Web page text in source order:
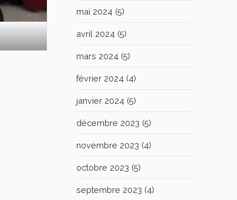
mai 2024 (5)
avril 2024 (5)
mars 2024 (5)
février 2024 (4)
janvier 2024 (5)
décembre 2023 (5)
novembre 2023 (4)
octobre 2023 (5)
septembre 2023 (4)